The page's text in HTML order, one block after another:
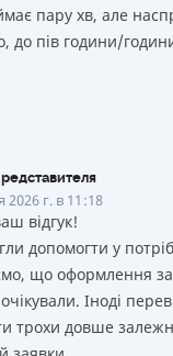
пару хв, але
до пів години/
г. в 11:18
відгук!
допомогти у
що оформлення
Іноді
трохи довше